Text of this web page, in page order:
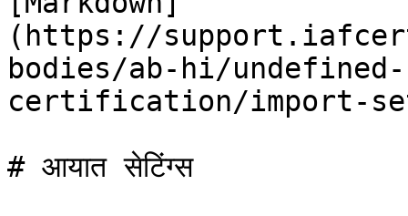
(https://
bodies/ab-hi/
certification/import-
# आयात सेटिंग्स